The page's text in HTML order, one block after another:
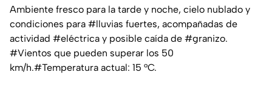
Ambiente fresco para la tarde y noche, cielo nublado y
condiciones para #lluvias fuertes, acompañadas de
actividad #eléctrica y posible caída de #granizo.
#Vientos que pueden superar los 50
km/h.#Temperatura actual: 15 °C.